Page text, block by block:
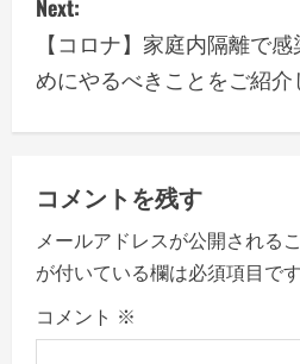
t
n
a
i
g
a
Next:
【コロナ】家庭内隔離で
めにやるべきことをご紹介
コメントを残す
メールアドレスが公開される
が付いている欄は必須項目です
コメント ※